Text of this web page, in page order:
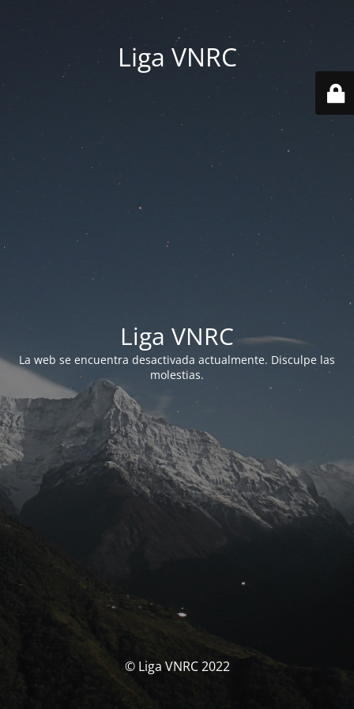
Liga VNRC
Liga VNRC
La web se encuentra desactivada actualmente. Disculpe las
molestias.
© Liga VNRC 2022